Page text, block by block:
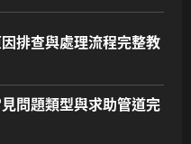
排查與處理流程完整教
問題類型與求助管道完